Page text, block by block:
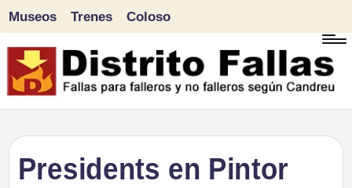
Saltar
al
Museos Trenes Coloso
Presidents en Pintor